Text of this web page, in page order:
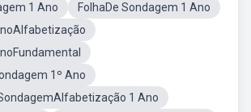
1 Ano
FolhaDe Sondagem 1 Ano
1º Ano
1 Ano